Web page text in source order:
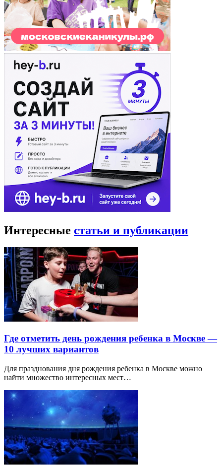
Интересные статьи и публикации
Где отметить день рождения ребенка в Москве —
10 лучших вариантов
Для празднования дня рождения ребенка в Москве можно
найти множество интересных мест…